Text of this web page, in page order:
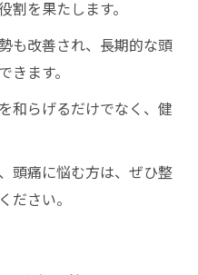
割を果たします。
も改善され、長期的な頭
ます。
和らげるだけでなく、健
頭痛に悩む方は、ぜひ整
ださい。